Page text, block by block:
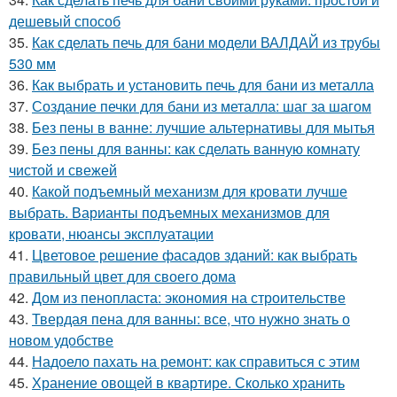
дешевый способ
35. Как сделать печь для бани модели ВАЛДАЙ из трубы
530 мм
36. Как выбрать и установить печь для бани из металла
37. Создание печки для бани из металла: шаг за шагом
38. Без пены в ванне: лучшие альтернативы для мытья
39. Без пены для ванны: как сделать ванную комнату
чистой и свежей
40. Какой подъемный механизм для кровати лучше
выбрать. Варианты подъемных механизмов для
кровати, нюансы эксплуатации
41. Цветовое решение фасадов зданий: как выбрать
правильный цвет для своего дома
42. Дом из пенопласта: экономия на строительстве
43. Твердая пена для ванны: все, что нужно знать о
новом удобстве
44. Надоело пахать на ремонт: как справиться с этим
45. Хранение овощей в квартире. Сколько хранить